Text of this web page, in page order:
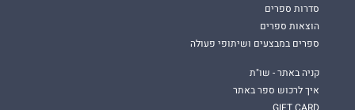
סדרות ספרים
הוצאות ספרים
ספרים במבצעים ושיתופי פעולה
קניה באתר - שו"ת
איך לרכוש ספר באתר